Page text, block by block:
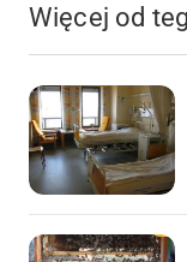
Więcej od